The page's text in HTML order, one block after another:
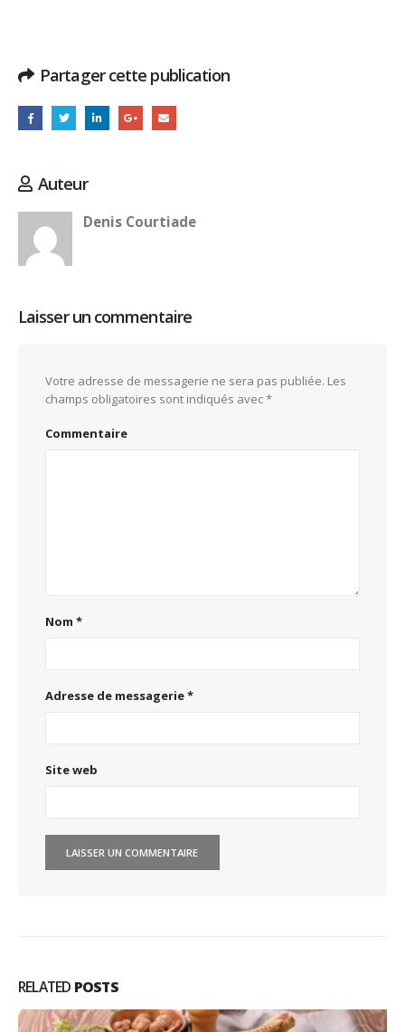
Partager cette publication
Auteur
Denis Courtiade
Laisser un commentaire
Votre adresse de messagerie ne sera pas publiée. Les
champs obligatoires sont indiqués avec*
Commentaire
Nom *
Adresse de messagerie*
Site web
RELATED POSTS